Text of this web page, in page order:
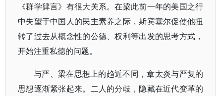
《群学肄言》有很大关系。在梁此前一年的美国之行
中失望于中国人的民主素养之际，斯宾塞尔促使他扭
转了过去从概念性的公德、权利等出发的思考方式，
开始注重私德的问题。
与严、梁在思想上的趋近不同，章太炎与严复的
思想逐渐紧张起来。二人的分歧，隐藏在近代变革的